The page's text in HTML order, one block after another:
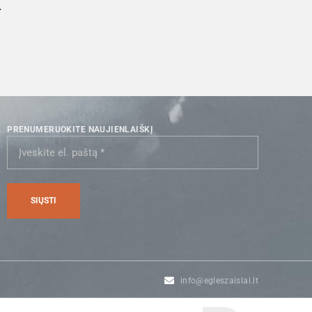
PRENUMERUOKITE NAUJIENLAIŠKĮ
info@egleszaislai.lt